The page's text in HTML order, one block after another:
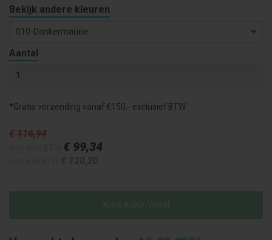
Bekijk andere kleuren
010-Donkermarine
Aantal
*Gratis verzending vanaf €150,- exclusief BTW
€ 116,94
€ 99,34